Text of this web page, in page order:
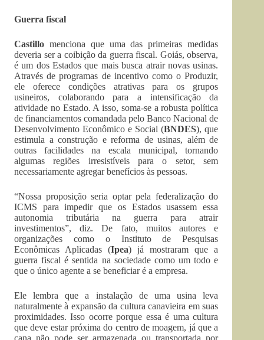
Guerra fiscal
Castillo menciona que uma das primeiras medidas
deveria ser a coibição da guerra fiscal. Goiás, observa,
é um dos Estados que mais busca atrair novas usinas.
Através de programas de incentivo como o Produzir,
ele oferece condições atrativas para os grupos
usineiros, colaborando para a intensificação da
atividade no Estado. A isso, soma-se a robusta política
de financiamentos comandada pelo Banco Nacional de
Desenvolvimento Econômico e Social (BNDES), que
estimula a construção e reforma de usinas, além de
outras facilidades na escala municipal, tornando
algumas regiões irresistíveis para o setor, sem
necessariamente agregar benefícios às pessoas.
“Nossa proposição seria optar pela federalização do
ICMS para impedir que os Estados usassem essa
autonomia tributária na guerra para atrair
investimentos”, diz. De fato, muitos autores e
organizações como o Instituto de Pesquisas
Econômicas Aplicadas (Ipea) já mostraram que a
guerra fiscal é sentida na sociedade como um todo e
que o único agente a se beneficiar é a empresa.
Ele lembra que a instalação de uma usina leva
naturalmente à expansão da cultura canavieira em suas
proximidades. Isso ocorre porque essa é uma cultura
que deve estar próxima do centro de moagem, já que a
cana não pode ser armazenada ou transportada por